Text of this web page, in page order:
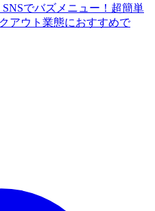
でバズメニュー！超簡単
アウト業態におすすめで